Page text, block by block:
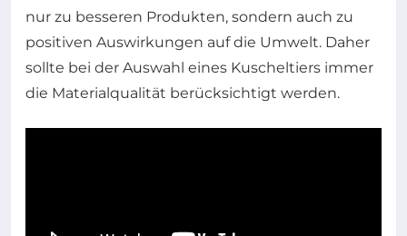
nur zu besseren Produkten, sondern auch zu
positiven Auswirkungen auf die Umwelt. Daher
sollte bei der Auswahl eines Kuscheltiers immer
die Materialqualität berücksichtigt werden.